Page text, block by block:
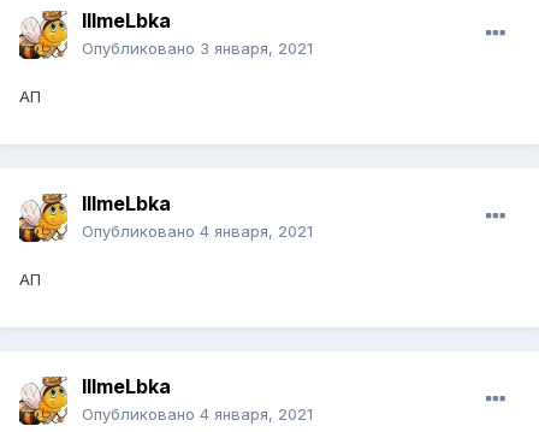
IIImeLbka
Опубликовано 3 января, 2021
АП
IIImeLbka
Опубликовано 4 января, 2021
АП
IIImeLbka
Опубликовано 4 января, 2021